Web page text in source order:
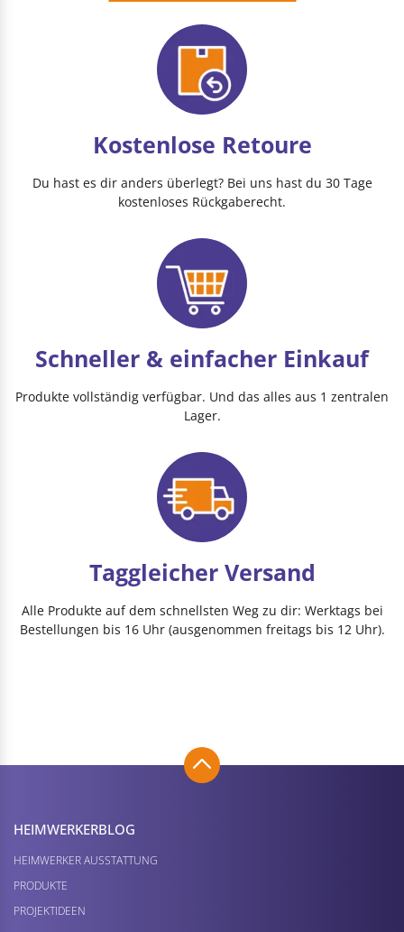
Kostenlose Retoure
Du hast es dir anders überlegt? Bei uns hast du 30 Tage
kostenloses Rückgaberecht.
Schneller & einfacher Einkauf
Produkte vollständig verfügbar. Und das alles aus 1 zentralen
Lager.
Taggleicher Versand
Alle Produkte auf dem schnellsten Weg zu dir: Werktags bei
Bestellungen bis 16 Uhr (ausgenommen freitags bis 12 Uhr).
HEIMWERKER­BLOG
HEIMWERKER AUSSTATTUNG
PRODUKTE
PROJEKTIDEEN